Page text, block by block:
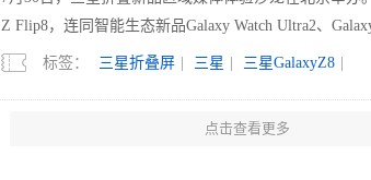
Z Flip8，连同智能生态新品Galaxy Watch Ultra2、
标签： 三星折叠屏 三星 三星GalaxyZ8
一台手机能不能打职业？骁龙
点击查看更多